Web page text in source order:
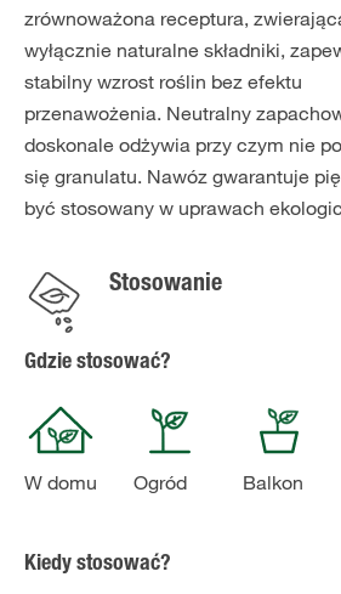
zrównoważona receptura,
wyłącznie naturalne składniki,
stabilny wzrost roślin bez efektu
przenawożenia. Neutralny
doskonale odżywia przy czym nie
się granulatu. Nawóz gwarantuje
być stosowany w uprawach
Stosowanie
Gdzie stosować?
W domu Ogród Balkon
Kiedy stosować?